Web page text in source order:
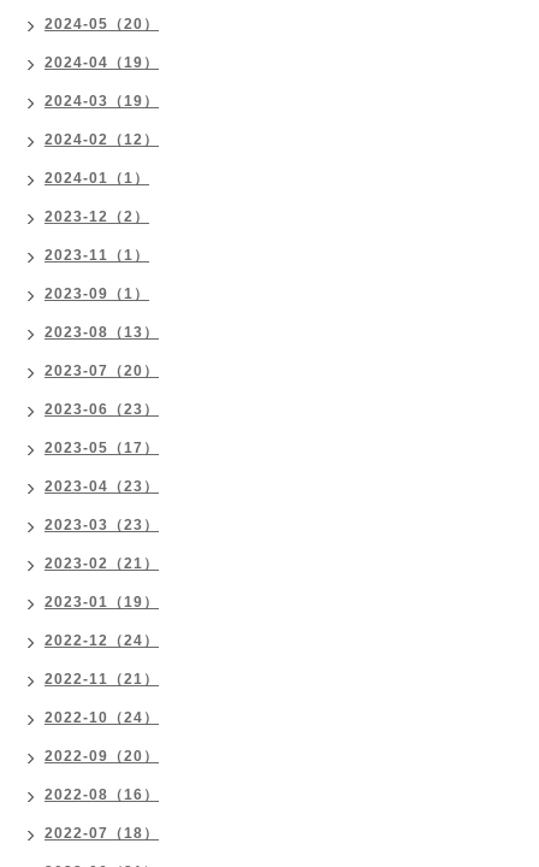
2024-05（20）
2024-04（19）
2024-03（19）
2024-02（12）
2024-01（1）
2023-12（2）
2023-11（1）
2023-09（1）
2023-08（13）
2023-07（20）
2023-06（23）
2023-05（17）
2023-04（23）
2023-03（23）
2023-02（21）
2023-01（19）
2022-12（24）
2022-11（21）
2022-10（24）
2022-09（20）
2022-08（16）
2022-07（18）